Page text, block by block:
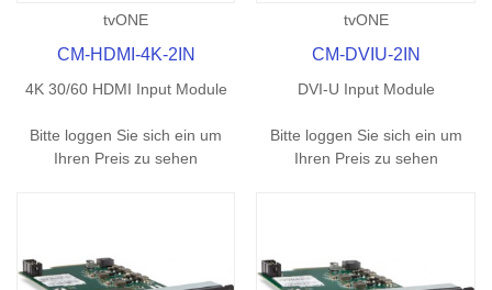
tvONE
CM-HDMI-4K-2IN
4K 30/60 HDMI Input Module
Bitte loggen Sie sich ein um
Ihren Preis zu sehen
tvONE
CM-DVIU-2IN
DVI-U Input Module
Bitte loggen Sie sich ein um
Ihren Preis zu sehen